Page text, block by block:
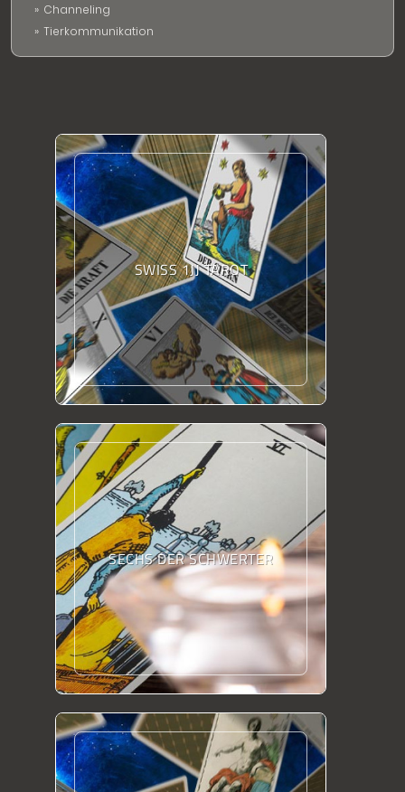
Channeling
Tierkommunikation
SWISS 1JJ TAROT
SECHS DER SCHWERTER